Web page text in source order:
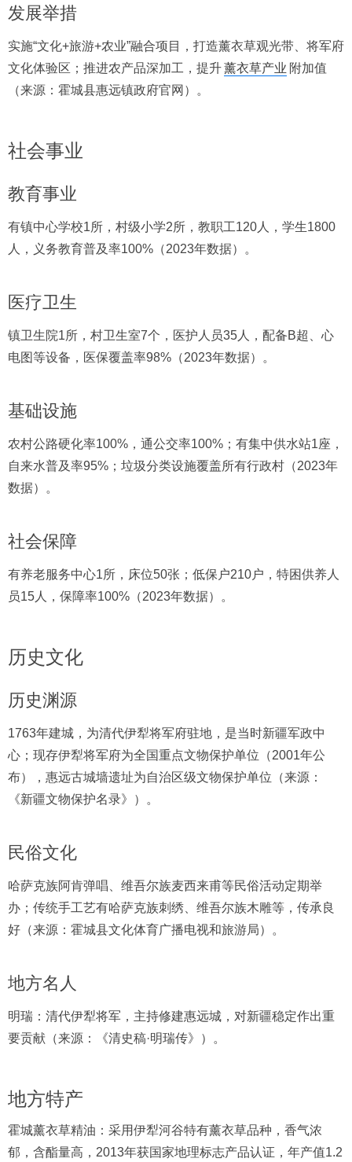
发展举措
实施“文化+旅游+农业”融合项目，打造薰衣草观光带、将军府
文化体验区；推进农产品深加工，提升薰衣草产业 附加值
（来源：霍城县惠远镇政府官网）。
社会事业
教育事业
有镇中心学校1所，村级小学2所，教职工120人，学生1800
人，义务教育普及率100%（2023年数据）。
医疗卫生
镇卫生院1所，村卫生室7个，医护人员35人，配备B超、心
电图等设备，医保覆盖率98%（2023年数据）。
基础设施
农村公路硬化率100%，通公交率100%；有集中供水站1座，
自来水普及率95%；垃圾分类设施覆盖所有行政村（2023年
数据）。
社会保障
有养老服务中心1所，床位50张；低保户210户，特困供养人
员15人，保障率100%（2023年数据）。
历史文化
历史渊源
1763年建城，为清代伊犁将军府驻地，是当时新疆军政中
心；现存伊犁将军府为全国重点文物保护单位（2001年公
布），惠远古城墙遗址为自治区级文物保护单位（来源：
《新疆文物保护名录》）。
民俗文化
哈萨克族阿肯弹唱、维吾尔族麦西来甫等民俗活动定期举
办；传统手工艺有哈萨克族刺绣、维吾尔族木雕等，传承良
好（来源：霍城县文化体育广播电视和旅游局）。
地方名人
明瑞：清代伊犁将军，主持修建惠远城，对新疆稳定作出重
要贡献（来源：《清史稿·明瑞传》）。
地方特产
霍城薰衣草精油：采用伊犁河谷特有薰衣草品种，香气浓
郁，含酯量高，2013年获国家地理标志产品认证，年产值1.2